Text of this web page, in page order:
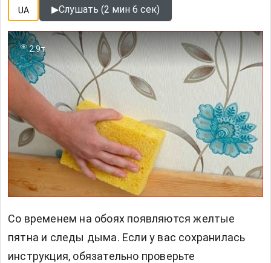
UA ▶Слушать (2 мин 6 сек)
2.9т
Со временем на обоях появляются желтые
пятна и следы дыма. Если у вас сохранилась
инструкция, обязательно проверьте